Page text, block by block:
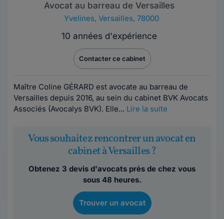
Avocat au barreau de Versailles
Yvelines, Versailles, 78000
10 années d'expérience
Contacter ce cabinet
Maître Coline GÉRARD est avocate au barreau de
Versailles depuis 2016, au sein du cabinet BVK Avocats
Associés (Avocalys BVK). Elle... Lire la suite
Vous souhaitez rencontrer un avocat en
cabinet à Versailles ?
Obtenez 3 devis d'avocats près de chez vous
sous 48 heures.
Trouver un avocat